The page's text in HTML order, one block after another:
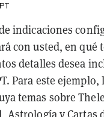
indicaciones
con usted, en qué
detalles desea
Para este ejemplo,
temas sobre
Astrología y Cartas